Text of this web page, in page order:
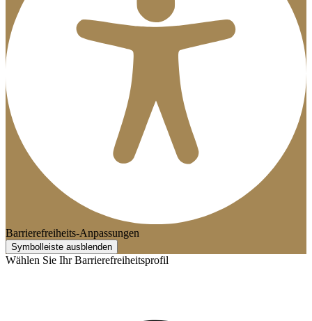
Barrierefreiheits-Anpassungen
Symbolleiste ausblenden
Wählen Sie Ihr Barrierefreiheitsprofil